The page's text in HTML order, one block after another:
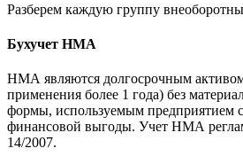
Разберем каждую группу
Бухучет НМА
НМА являются долгосрочным
применения более 1 года) без
формы, используемым предприятием
финансовой выгоды. Учет НМА
14/2007.